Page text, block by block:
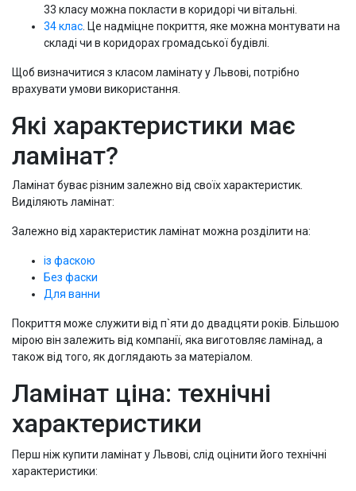
33 класу можна покласти в коридорі чи вітальні.
34 клас . Це надміцне покриття, яке можна монтувати на
складі чи в коридорах громадської будівлі.
Щоб визначитися з класом ламінату у Львові, потрібно
врахувати умови використання.
Які характеристики має
ламінат?
Ламінат буває різним залежно від своїх характеристик.
Виділяють ламінат:
Залежно від характеристик ламінат можна розділити на:
із фаскою
Без фаски
Для ванни
Покриття може служити від п`яти до двадцяти років. Більшою
мірою він залежить від компанії, яка виготовляє ламінад, а
також від того, як доглядають за матеріалом.
Ламінат ціна: технічні
характеристики
Перш ніж купити ламінат у Львові, слід оцінити його технічні
характеристики: